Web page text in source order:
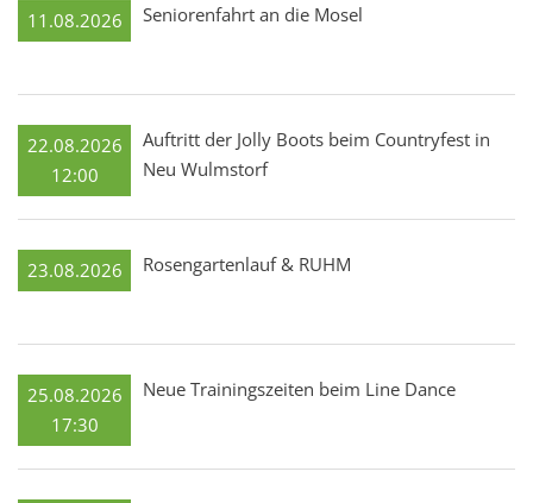
11.08.2026 Seniorenfahrt an die Mosel
22.08.2026
12:00
Auftritt der Jolly Boots beim Countryfest in
Neu Wulmstorf
23.08.2026 Rosengartenlauf & RUHM
25.08.2026
17:30
Neue Trainingszeiten beim Line Dance